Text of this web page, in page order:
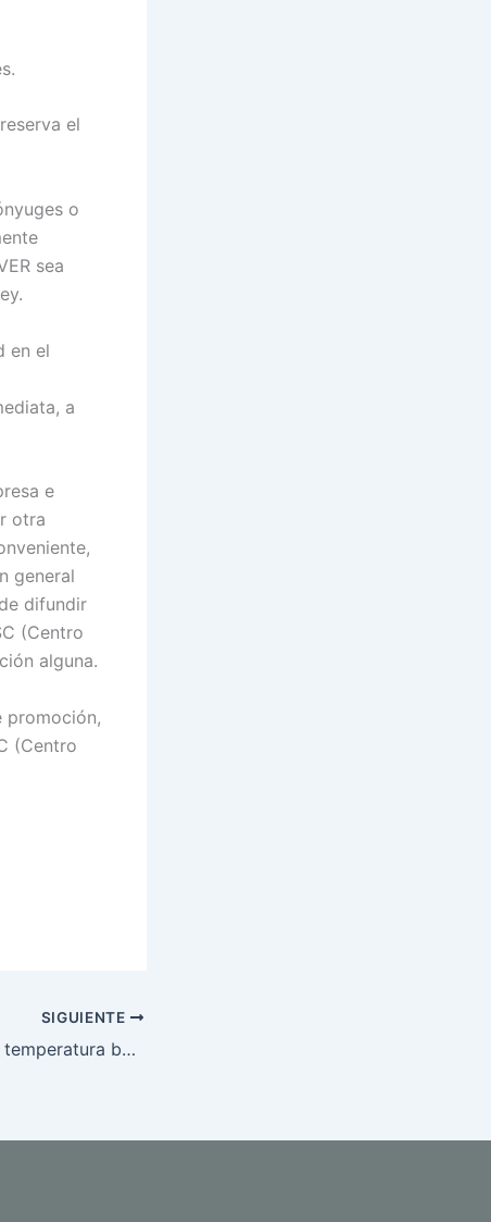
el
o
sea
en el
a
e
otra
general
difundir
(Centro
alguna.
promoción,
(Centro
SIGUIENTE
Cómo tomarte la temperatura basal para reconocer tus días fértiles